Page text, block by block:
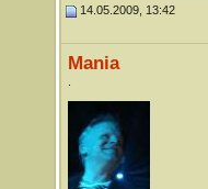
14.05.2009, 13:42
Mania